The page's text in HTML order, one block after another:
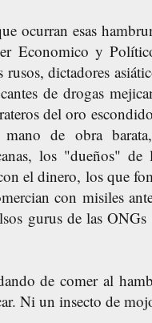
ocurran esas
Economico y
rusos, dictadores
de drogas
del oro
de obra
los "dueños"
el dinero, los que
con misiles
gurus de las
de comer al
Ni un insecto de